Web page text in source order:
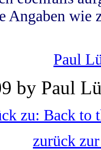
Angaben wie
Paul
by Paul
zu: Back to
zurück